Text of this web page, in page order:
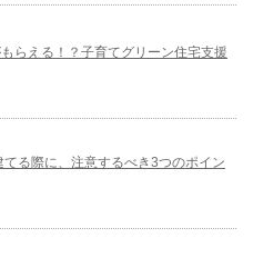
らえる！？子育てグリーン住宅支援
る際に、注意するべき3つのポイン